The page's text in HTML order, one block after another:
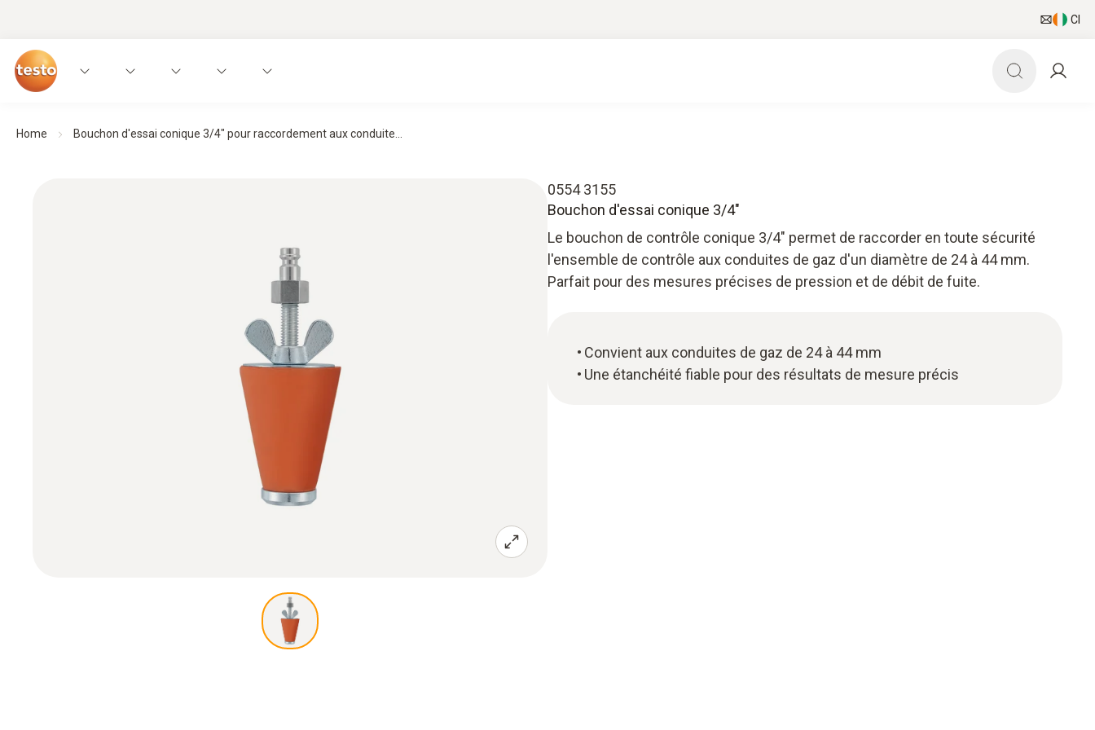
CI
Home Bouchon d'essai conique 3/4" pour raccordement aux conduite...
0554 3155
Bouchon d'essai conique 3/4"
Le bouchon de contrôle conique 3/4" permet de raccorder en toute sécurité
l'ensemble de contrôle aux conduites de gaz d'un diamètre de 24 à 44 mm.
Parfait pour des mesures précises de pression et de débit de fuite.
Convient aux conduites de gaz de 24 à 44 mm
Une étanchéité fiable pour des résultats de mesure précis